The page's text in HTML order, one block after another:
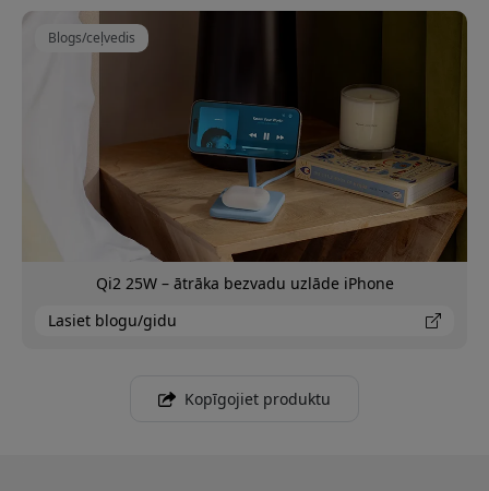
Blogs/ceļvedis
Qi2 25W – ātrāka bezvadu uzlāde iPhone
Lasiet blogu/gidu
Kopīgojiet produktu